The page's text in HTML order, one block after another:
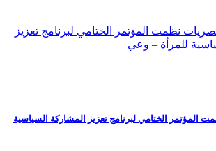
نظمت المؤتمر الختامي لبرنامج تعزيز
للمرأة – وعي
المؤتمر الختامي لبرنامج تعزيز المشاركة السياسية